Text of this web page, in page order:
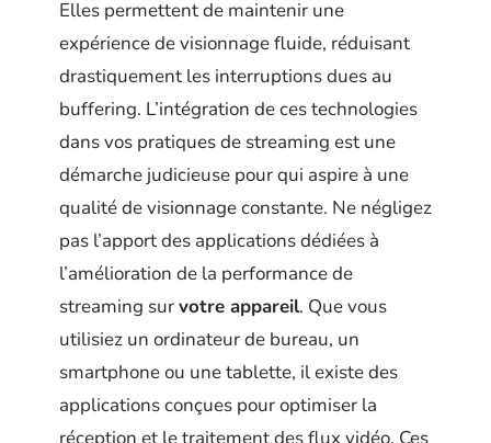
Elles permettent de maintenir une
expérience de visionnage fluide, réduisant
drastiquement les interruptions dues au
buffering. L’intégration de ces technologies
dans vos pratiques de streaming est une
démarche judicieuse pour qui aspire à une
qualité de visionnage constante. Ne négligez
pas l’apport des applications dédiées à
l’amélioration de la performance de
streaming survotre appareil. Que vous
utilisiez un ordinateur de bureau, un
smartphone ou une tablette, il existe des
applications conçues pour optimiser la
réception et le traitement des flux vidéo. Ces